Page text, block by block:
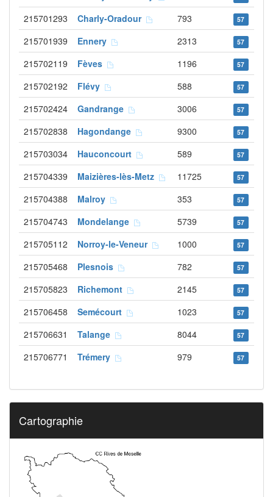
215701293 Charly-Oradour 793 57
215701939 Ennery 2313 57
215702119 Fèves 1196 57
215702192 Flévy 588 57
215702424 Gandrange 3006 57
215702838 Hagondange 9300 57
215703034 Hauconcourt 589 57
215704339 Maizières-lès-Metz 11725 57
215704388 Malroy 353 57
215704743 Mondelange 5739 57
215705112 Norroy-le-Veneur 1000 57
215705468 Plesnois 782 57
215705823 Richemont 2145 57
215706458 Semécourt 1023 57
215706631 Talange 8044 57
215706771 Trémery 979 57
Cartographie